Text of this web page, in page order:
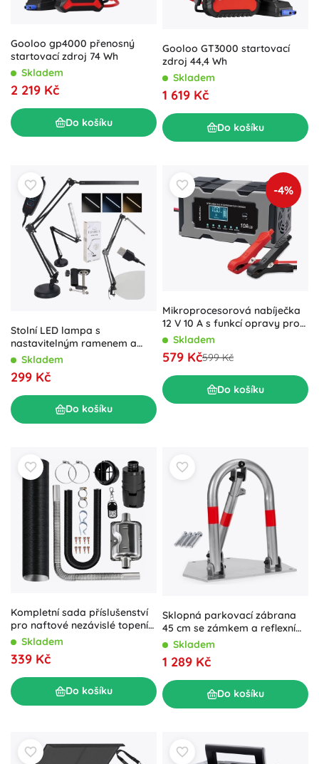
Gooloo gp4000 přenosný
startovací zdroj 74 Wh
Skladem
2 219 Kč
Do košíku
Gooloo GT3000 startovací
zdroj 44,4 Wh
Skladem
1 619 Kč
Do košíku
Stolní LED lampa s
nastavitelným ramenem a
USB, 2 způsoby uchycení
Skladem
299 Kč
Do košíku
-4%
Mikroprocesorová nabíječka
12 V 10 A s funkcí opravy pro
akumulátory AGM, GEL a
LiFePO4 s LCD
Skladem
579 Kč599 Kč
Do košíku
Kompletní sada příslušenství
pro naftové nezávislé topení
Webasto
Skladem
339 Kč
Do košíku
Sklopná parkovací zábrana
45 cm se zámkem a reflexními
pruhy
Skladem
1 289 Kč
Do košíku